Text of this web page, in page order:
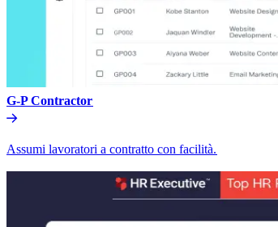
G-P Contractor​​
Assumi lavoratori a contratto con facilità.​​